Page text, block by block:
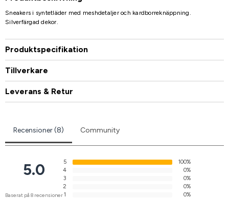
Sneakers i syntetläder med meshdetaljer och kardborreknäppning.
Silverfärgad dekor.
Produktspecifikation
Tillverkare
Leverans & Retur
Recensioner (8) Community
5.0
Baserat på 8 recensioner
5
100%
4
0%
3
0%
2
0%
1
0%